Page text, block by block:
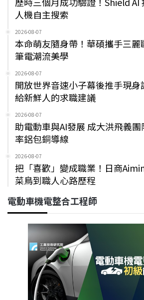
人機自主搜索
2026-08-07
本命萌友隨身帶！華碩攜手三麗
筆電潮流美學
2026-08-07
開放世界音速小子幕後推手現身
給新鮮人的求職建議
2026-08-07
助電動車與AI發展 成大洪飛義
率鋁包銅導線
2026-08-07
把「喜歡」變成職業！日商
菜鳥到職人心路歷程
電動車機電整合工程師